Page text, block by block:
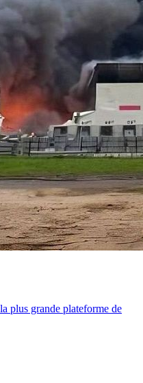
plus grande plateforme de